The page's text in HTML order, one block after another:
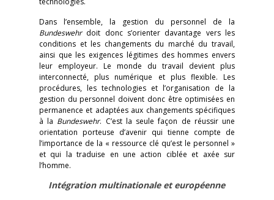
Dans l’ensemble, la gestion du personnel de la
Bundeswehrdoit donc s’orienter davantage vers les
conditions et les changements du marché du travail,
ainsi que les exigences légitimes des hommes envers
leur employeur. Le monde du travail devient plus
interconnecté, plus numérique et plus flexible. Les
procédures, les technologies et l’organisation de la
gestion du personnel doivent donc être optimisées en
permanence et adaptées aux changements spécifiques
à la Bundeswehr. C’est la seule façon de réussir une
orientation porteuse d’avenir qui tienne compte de
l’importance de la « ressource clé qu’est le personnel »
et qui la traduise en une action ciblée et axée sur
l’homme.
Intégration multinationale et européenne